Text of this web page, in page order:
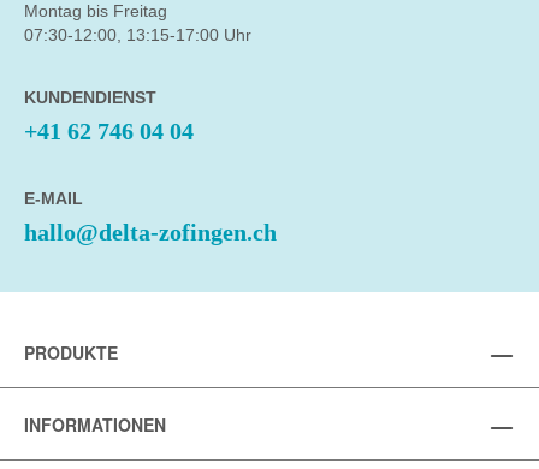
Montag bis Freitag
07:30-12:00, 13:15-17:00 Uhr
KUNDENDIENST
+41 62 746 04 04
E-MAIL
hallo@delta-zofingen.ch
PRODUKTE
INFORMATIONEN